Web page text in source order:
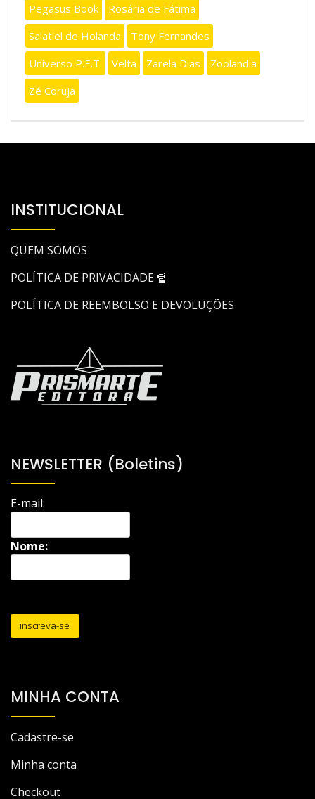
Pegasus Book
Rosária de Fátima
Salatiel de Holanda
Tony Fernandes
Universo P.E.T.
Velta Zarela Dias
Zoolandia
Zé Coruja
INSTITUCIONAL
QUEM SOMOS
POLÍTICA DE PRIVACIDADE 🔏
POLÍTICA DE REEMBOLSO E DEVOLUÇÕES
NEWSLETTER (Boletins)
E-mail:
Nome:
MINHA CONTA
Cadastre-se
Minha conta
Checkout